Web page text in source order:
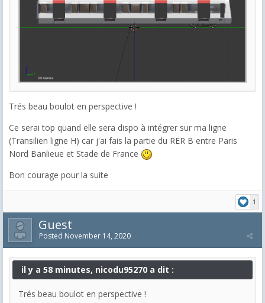
Trés beau boulot en perspective !
Ce serai top quand elle sera dispo à intégrer sur ma ligne
(Transilien ligne H) car j'ai fais la partie du RER B entre Paris
Nord Banlieue et Stade de France
Bon courage pour la suite
1
Guest
Posted November 14, 2020
il y a 58 minutes, nicodu95270 a dit :
Trés beau boulot en perspective !